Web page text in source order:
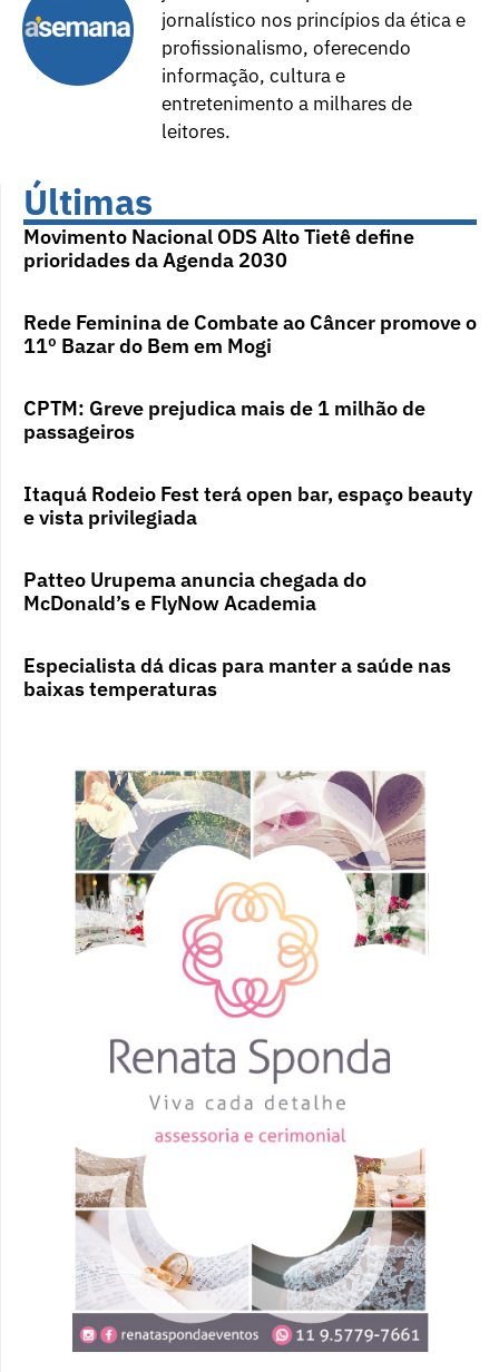
jornalístico nos princípios da ética e
profissionalismo, oferecendo
informação, cultura e
entretenimento a milhares de
leitores.
Últimas
Movimento Nacional ODS Alto Tietê define
prioridades da Agenda 2030
Rede Feminina de Combate ao Câncer promove o
11º Bazar do Bem em Mogi
CPTM: Greve prejudica mais de 1 milhão de
passageiros
Itaquá Rodeio Fest terá open bar, espaço beauty
e vista privilegiada
Patteo Urupema anuncia chegada do
McDonald’s e FlyNow Academia
Especialista dá dicas para manter a saúde nas
baixas temperaturas